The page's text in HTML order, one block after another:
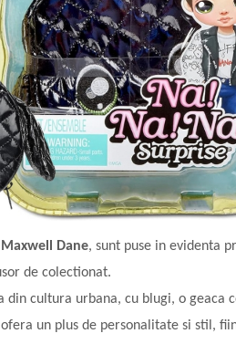
Maxwell Dane, sunt puse in evidenta
de colectionat.
cultura urbana, cu blugi, o geaca
un plus de personalitate si stil,